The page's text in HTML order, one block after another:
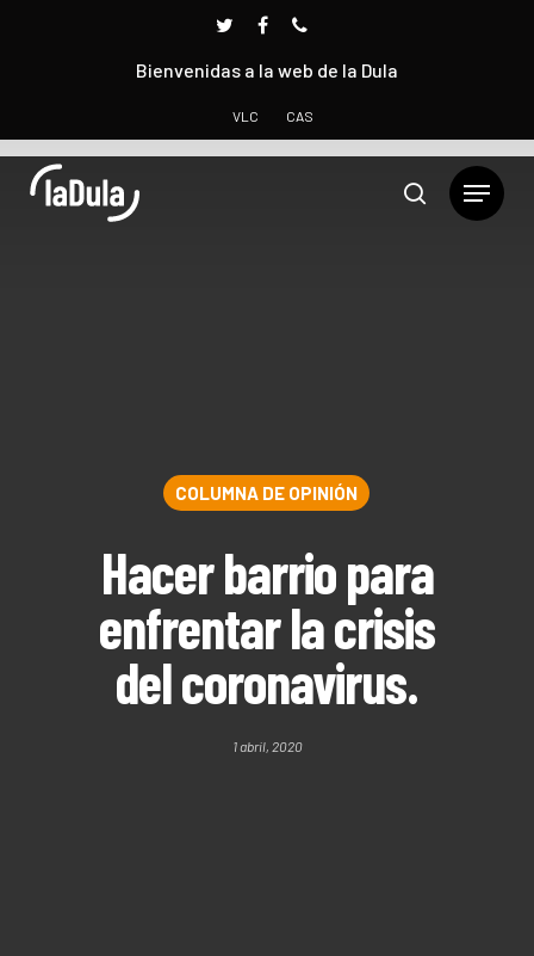
Bienvenidas a la web de la Dula
VLC CAS
COLUMNA DE OPINIÓN
Hacer barrio para
enfrentar la crisis
del coronavirus.
1 abril, 2020